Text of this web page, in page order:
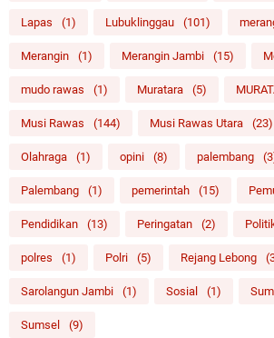
Lapas (1) Lubuklinggau (101)
Merangin (1) Merangin Jambi (15)
mudo rawas (1) Muratara (5)
Musi Rawas (144) Musi Rawas Utara (23)
Olahraga (1) opini (8) palembang
Palembang (1) pemerintah (15)
Pendidikan (13) Peringatan (2)
polres (1) Polri (5) Rejang Lebong
Sarolangun Jambi (1) Sosial (1)
Sumsel (9)